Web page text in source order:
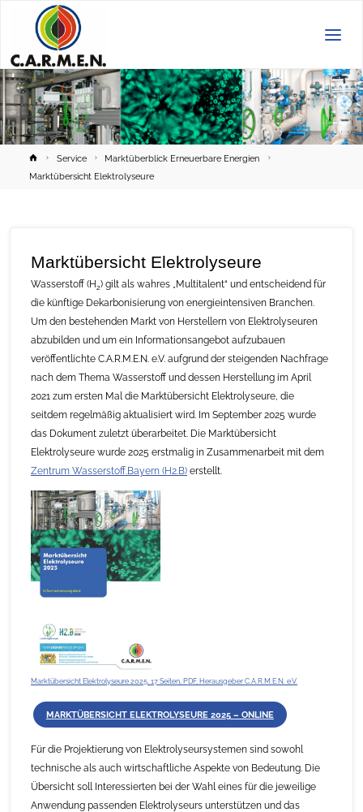
HomeService
Marktüberblick Erneuerbare Energien
Marktübersicht Elektrolyseure
Marktübersicht Elektrolyseure
Wasserstoff (H2) gilt als wahres „Multitalent“ und entscheidend für
die künftige Dekarbonisierung von energieintensiven Branchen.
Um den bestehenden Markt von Herstellern von Elektrolyseuren
abzubilden und um ein Informationsangebot aufzubauen
veröffentlichte C.A.R.M.E.N. e.V. aufgrund der steigenden Nachfrage
nach dem Thema Wasserstoff und dessen Herstellung im April
2021 zum ersten Mal die Marktübersicht Elektrolyseure, die
seitdem regelmäßig aktualisiert wird. Im September 2025 wurde
das Dokument zuletzt überarbeitet. Die Marktübersicht
Elektrolyseure wurde 2025 erstmalig in Zusammenarbeit mit dem
Zentrum Wasserstoff.Bayern (H2.B) erstellt.
Marktübersicht Elektrolyseure 2025, 17 Seiten, PDF, Herausgeber C.A.R.M.E.N. e.V.
MARKTÜBERSICHT ELEKTROLYSEURE 2025– ONLINE
Für die Projektierung von Elektrolyseursystemen sind sowohl
technische als auch wirtschaftliche Aspekte von Bedeutung. Die
Übersicht soll Interessierten bei der Wahl eines für die jeweilige
Anwendung passenden Elektrolyseurs unterstützen und das